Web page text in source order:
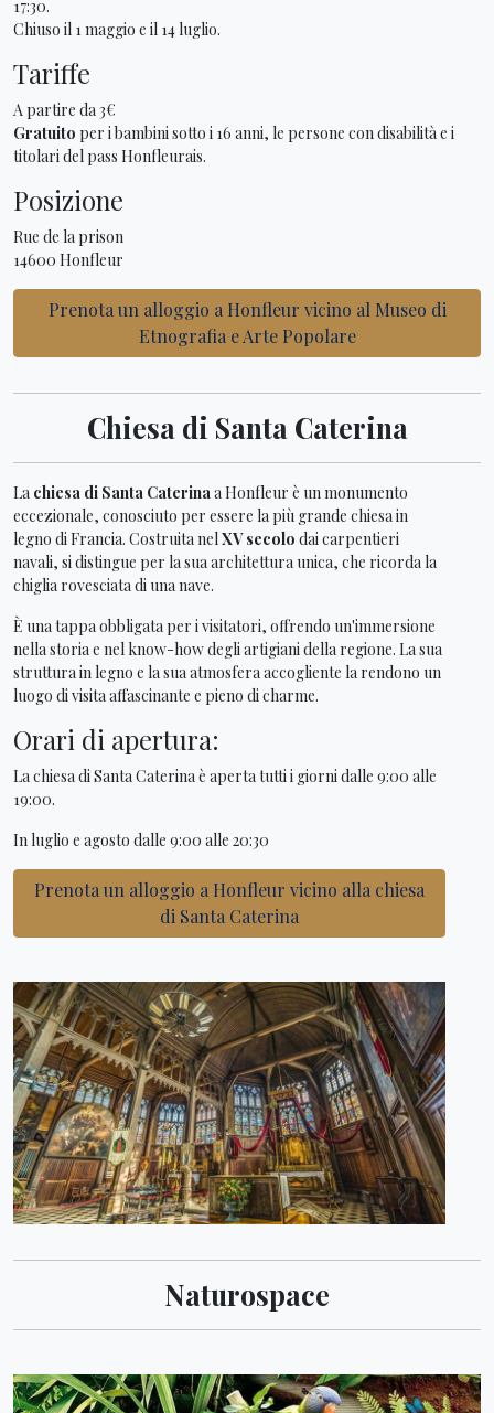
17:30.
Chiuso il 1 maggio e il 14 luglio.
Tariffe
A partire da 3€
Gratuito per i bambini sotto i 16 anni, le persone con disabilità e i
titolari del pass Honfleurais.
Posizione
Rue de la prison
14600 Honfleur
Prenota un alloggio a Honfleur vicino al Museo di
Etnografia e Arte Popolare
Chiesa di Santa Caterina
La chiesa di Santa Caterina a Honfleur è un monumento
eccezionale, conosciuto per essere la più grande chiesa in
legno di Francia. Costruita nel XV secolo dai carpentieri
navali, si distingue per la sua architettura unica, che ricorda la
chiglia rovesciata di una nave.
È una tappa obbligata per i visitatori, offrendo un'immersione
nella storia e nel know-how degli artigiani della regione. La sua
struttura in legno e la sua atmosfera accogliente la rendono un
luogo di visita affascinante e pieno di charme.
Orari di apertura:
La chiesa di Santa Caterina è aperta tutti i giorni dalle 9:00 alle
19:00.
In luglio e agosto dalle 9:00 alle 20:30
Prenota un alloggio a Honfleur vicino alla chiesa
di Santa Caterina
Naturospace